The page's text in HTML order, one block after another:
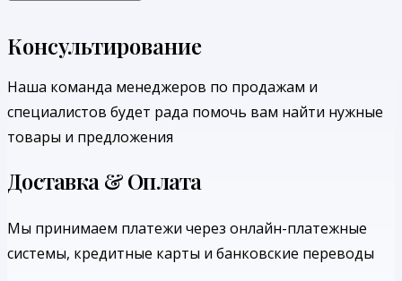
Консультирование
Наша команда менеджеров по продажам и
специалистов будет рада помочь вам найти нужные
товары и предложения
Доставка & Оплата
Мы принимаем платежи через онлайн-платежные
системы, кредитные карты и банковские переводы